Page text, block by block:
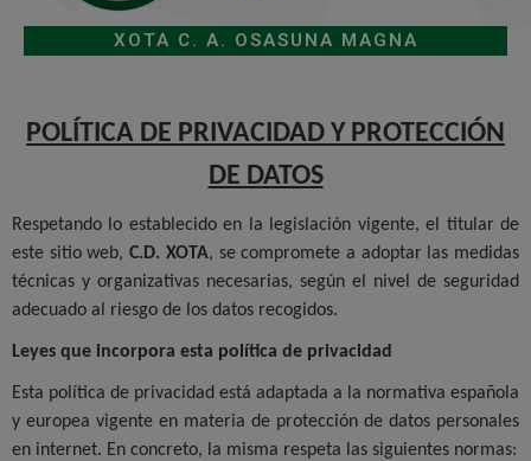
XOTA C. A. OSASUNA MAGNA
POLÍTICA DE PRIVACIDAD Y PROTECCIÓN
DE DATOS
Respetando lo establecido en la legislación vigente, el titular de
este sitio web,C.D. XOTA, se compromete a adoptar las medidas
técnicas y organizativas necesarias, según el nivel de seguridad
adecuado al riesgo de los datos recogidos.
Leyes que incorpora esta política de privacidad
Esta política de privacidad está adaptada a la normativa española
y europea vigente en materia de protección de datos personales
en internet. En concreto, la misma respeta las siguientes normas: